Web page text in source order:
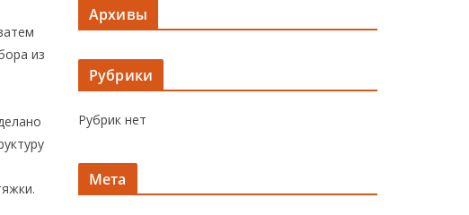
из
Архивы
Рубрики
Рубрик нет
Мета